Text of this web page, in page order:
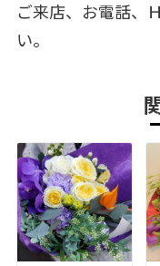
ご来店、お電話、
い。